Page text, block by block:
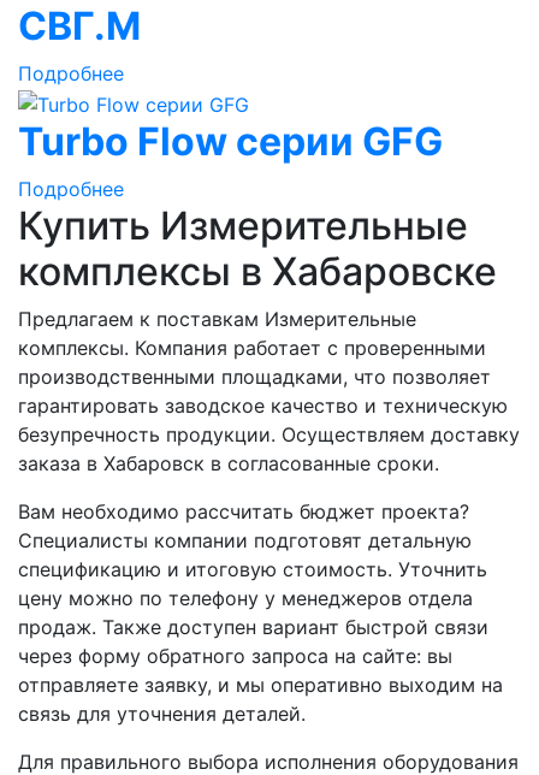
СВГ.М
Подробнее
Turbo Flow серии GFG
Подробнее
Купить Измерительные
комплексы в Хабаровске
Предлагаем к поставкам Измерительные
комплексы. Компания работает с проверенными
производственными площадками, что позволяет
гарантировать заводское качество и техническую
безупречность продукции. Осуществляем доставку
заказа в Хабаровск в согласованные сроки.
Вам необходимо рассчитать бюджет проекта?
Специалисты компании подготовят детальную
спецификацию и итоговую стоимость. Уточнить
цену можно по телефону у менеджеров отдела
продаж. Также доступен вариант быстрой связи
через форму обратного запроса на сайте: вы
отправляете заявку, и мы оперативно выходим на
связь для уточнения деталей.
Для правильного выбора исполнения оборудования